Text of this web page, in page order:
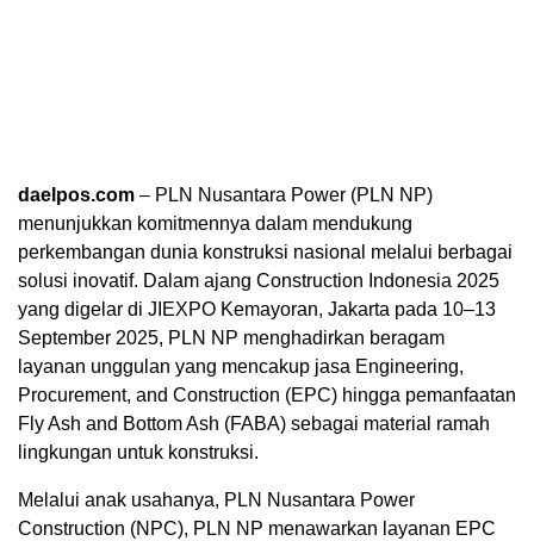
daelpos.com – PLN Nusantara Power (PLN NP)
menunjukkan komitmennya dalam mendukung
perkembangan dunia konstruksi nasional melalui berbagai
solusi inovatif. Dalam ajang Construction Indonesia 2025
yang digelar di JIEXPO Kemayoran, Jakarta pada 10–13
September 2025, PLN NP menghadirkan beragam
layanan unggulan yang mencakup jasa Engineering,
Procurement, and Construction (EPC) hingga pemanfaatan
Fly Ash and Bottom Ash (FABA) sebagai material ramah
lingkungan untuk konstruksi.
Melalui anak usahanya, PLN Nusantara Power
Construction (NPC), PLN NP menawarkan layanan EPC